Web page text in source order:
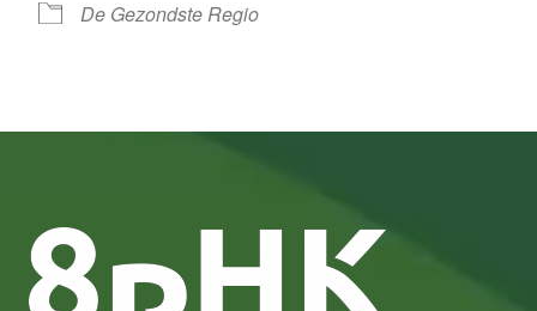
De Gezondste Regio